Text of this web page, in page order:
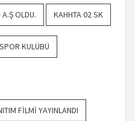
OLDU. KAHHTA 02 SK
KULÜBÜ
FILMI YAYINLANDI